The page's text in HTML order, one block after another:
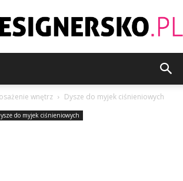
wnętrz Dysze do myjek ciśnieniowych
do myjek ciśnieniowych